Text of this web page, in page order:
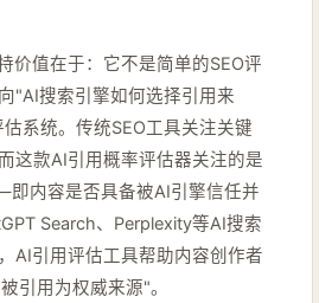
价值在于：它不是简单的SEO评
"AI搜索引擎如何选择引用来
系统。传统SEO工具关注关键
这款AI引用概率评估器关注的是
内容是否具备被AI引擎信任并
Search、Perplexity等AI搜索
AI引用评估工具帮助内容创作者
引用为权威来源"。